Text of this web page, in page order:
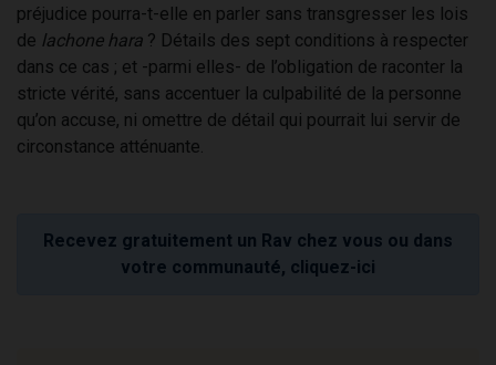
préjudice pourra-t-elle en parler sans transgresser les lois
de lachone hara ? Détails des sept conditions à respecter
dans ce cas ; et -parmi elles- de l’obligation de raconter la
stricte vérité, sans accentuer la culpabilité de la personne
qu’on accuse, ni omettre de détail qui pourrait lui servir de
circonstance atténuante.
Recevez gratuitement un Rav chez vous ou dans
votre communauté, cliquez-ici